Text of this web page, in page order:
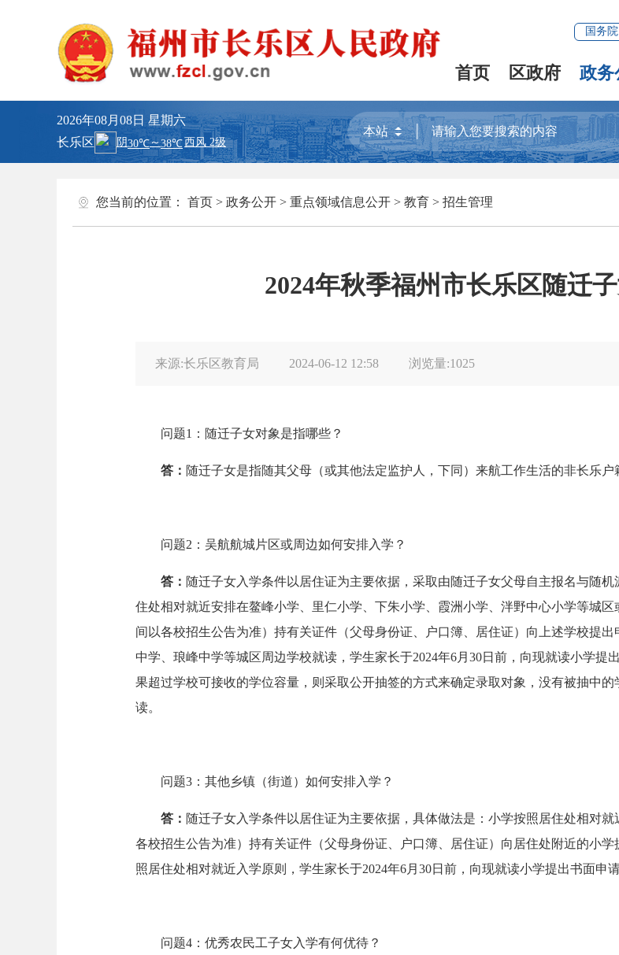
国务院
首页 区政府 政务
2026年08月08日 星期六
长乐区
您当前的位置： 首页 > 政务公开 > 重点领域信息公开 > 教育 > 招生管理
2024年秋季福州市长乐区随迁
来源:长乐区教育局 2024-06-12 12:58 浏览量:1025
问题1：随迁子女对象是指哪些？
答 ： 随迁子女是指随其父母（或其他法定监护人，下同）来航工作生活的非长乐
问题2：吴航航城片区或周边如何安排入学？
答： 随迁子女入学条件以居住证为主要依据，采取由随迁子女父母自主报名与随
住处相对就近安排在鳌峰小学、里仁小学、下朱小学、霞洲小学、泮野中心小学等城
间以各校招生公告为准）持有关证件（父母身份证、户口簿、居住证）向上述学校提
中学、琅峰中学等城区周边学校就读，学生家长于2024年6月30日前，向现就读小学
果超过学校可接收的学位容量，则采取公开抽签的方式来确定录取对象，没有被抽中
读。
问题3：其他乡镇（街道）如何安排入学？
答： 随迁子女入学条件以居住证为主要依据，具体做法是：小学按照居住处相对
各校招生公告为准）持有关证件（父母身份证、户口簿、居住证）向居住处附近的小
照居住处相对就近入学原则，学生家长于2024年6月30日前，向现就读小学提出书面申
问题4：优秀农民工子女入学有何优待？